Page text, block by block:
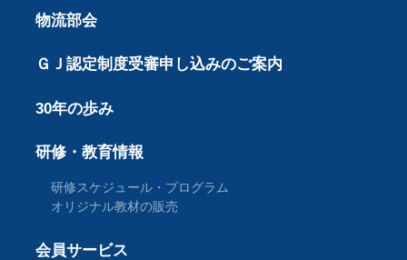
物流部会
ＧＪ認定制度受審申し込みのご案内
30年の歩み
研修・教育情報
研修スケジュール・プログラム
オリジナル教材の販売
会員サービス